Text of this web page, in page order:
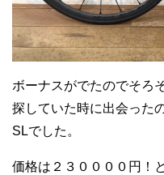
ボーナスがでたのでそろ
探していた時に出会った
SLでした。
価格は２３００００円！